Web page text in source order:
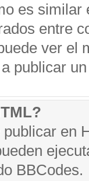
es
entre
ver el
publicar
en
BBCodes.